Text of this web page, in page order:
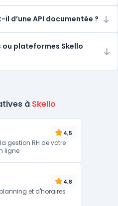
d’une API documentée ?
plateformes Skello
à Skello
4,5
gestion RH de votre
ligne
4,8
et d'horaires